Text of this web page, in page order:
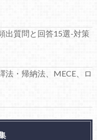
出質問と回答15選-対策
法・帰納法、MECE、ロ